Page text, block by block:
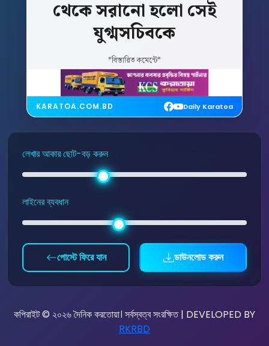
থেকেসরানোহলো সেই
যুগ্মসচিবকে
*বিস্তারিত কমেন্টে*
KARATOA.COM.BD Daily Karatoa
লেখার আকার ছোট-বড় করুন
লাইনের ব্যবধান
পোস্টে ফিরে যান ডাউনলোড করুন
কপিরাইট © ২০২৬ দৈনিক করতোয়া। সর্বস্বত্ব সংরক্ষিত | DEVELOPED BY
RKRBD